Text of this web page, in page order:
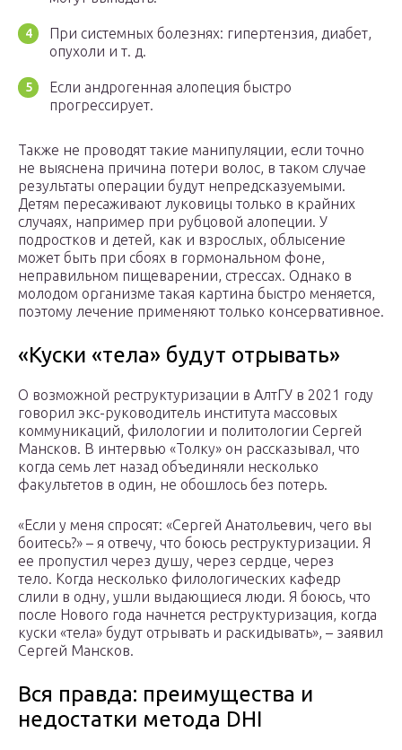
При системных болезнях: гипертензия, диабет,
опухоли и т. д.
Если андрогенная алопеция быстро
прогрессирует.
Также не проводят такие манипуляции, если точно
не выяснена причина потери волос, в таком случае
результаты операции будут непредсказуемыми.
Детям пересаживают луковицы только в крайних
случаях, например при рубцовой алопеции. У
подростков и детей, как и взрослых, облысение
может быть при сбоях в гормональном фоне,
неправильном пищеварении, стрессах. Однако в
молодом организме такая картина быстро меняется,
поэтому лечение применяют только консервативное.
«Куски «тела» будут отрывать»
О возможной реструктуризации в АлтГУ в 2021 году
говорил экс-руководитель института массовых
коммуникаций, филологии и политологии Сергей
Мансков. В интервью «Толку» он рассказывал, что
когда семь лет назад объединяли несколько
факультетов в один, не обошлось без потерь.
«Если у меня спросят: «Сергей Анатольевич, чего вы
боитесь?» – я отвечу, что боюсь реструктуризации. Я
ее пропустил через душу, через сердце, через
тело. Когда несколько филологических кафедр
слили в одну, ушли выдающиеся люди. Я боюсь, что
после Нового года начнется реструктуризация, когда
куски «тела» будут отрывать и раскидывать», – заявил
Сергей Мансков.
Вся правда: преимущества и
недостатки метода DHI